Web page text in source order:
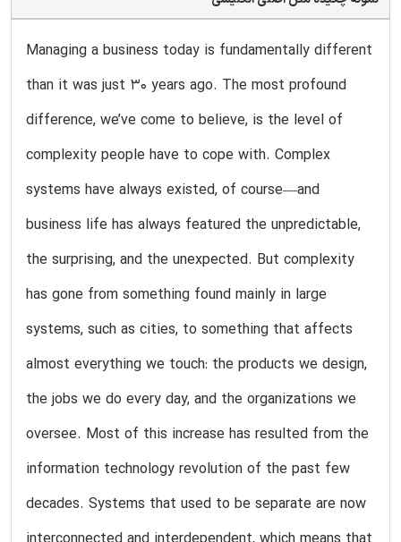
Managing a business today is fundamentally different
than it was just 30 years ago. The most profound
difference, we’ve come to believe, is the level of
complexity people have to cope with. Complex
systems have always existed, of course—and
business life has always featured the unpredictable,
the surprising, and the unexpected. But complexity
has gone from something found mainly in large
systems, such as cities, to something that affects
almost everything we touch: the products we design,
the jobs we do every day, and the organizations we
oversee. Most of this increase has resulted from the
information technology revolution of the past few
decades. Systems that used to be separate are now